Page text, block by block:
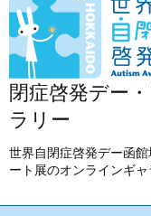
閉症啓発デー
ラリー
世界自閉症啓発デー函
ート展のオンラインギャ